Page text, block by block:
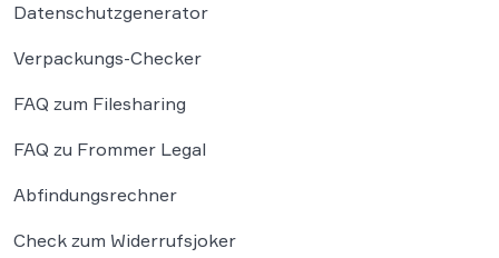
Datenschutzgenerator
Verpackungs-Checker
FAQ zum Filesharing
FAQ zu Frommer Legal
Abfindungsrechner
Check zum Widerrufsjoker